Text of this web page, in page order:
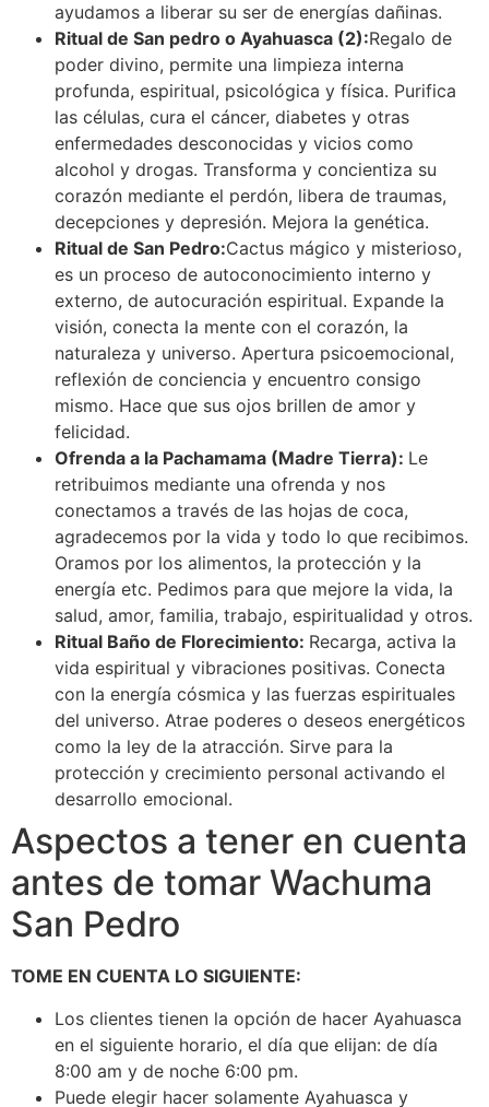
ayudamos a liberar su ser de energías dañinas.
Ritual de San pedro o Ayahuasca (2):Regalo de
poder divino, permite una limpieza interna
profunda, espiritual, psicológica y física. Purifica
las células, cura el cáncer, diabetes y otras
enfermedades desconocidas y vicios como
alcohol y drogas. Transforma y concientiza su
corazón mediante el perdón, libera de traumas,
decepciones y depresión. Mejora la genética.
Ritual de San Pedro:Cactus mágico y misterioso,
es un proceso de autoconocimiento interno y
externo, de autocuración espiritual. Expande la
visión, conecta la mente con el corazón, la
naturaleza y universo. Apertura psicoemocional,
reflexión de conciencia y encuentro consigo
mismo. Hace que sus ojos brillen de amor y
felicidad.
Ofrenda a la Pachamama (Madre Tierra): Le
retribuimos mediante una ofrenda y nos
conectamos a través de las hojas de coca,
agradecemos por la vida y todo lo que recibimos.
Oramos por los alimentos, la protección y la
energía etc. Pedimos para que mejore la vida, la
salud, amor, familia, trabajo, espiritualidad y otros.
Ritual Baño de Florecimiento: Recarga, activa la
vida espiritual y vibraciones positivas. Conecta
con la energía cósmica y las fuerzas espirituales
del universo. Atrae poderes o deseos energéticos
como la ley de la atracción. Sirve para la
protección y crecimiento personal activando el
desarrollo emocional.
Aspectos a tener en cuenta
antes de tomar Wachuma
San Pedro
TOME EN CUENTA LO SIGUIENTE:
Los clientes tienen la opción de hacer Ayahuasca
en el siguiente horario, el día que elijan: de día
8:00 am y de noche 6:00 pm.
Puede elegir hacer solamente Ayahuasca y